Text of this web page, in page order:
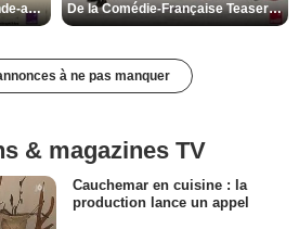
Les Matins merveilleux Bande-annonce VF De la Comédie-Française Teaser VF
à ne pas manquer
& magazines TV
Cauchemar en cuisine : la
production lance un appel